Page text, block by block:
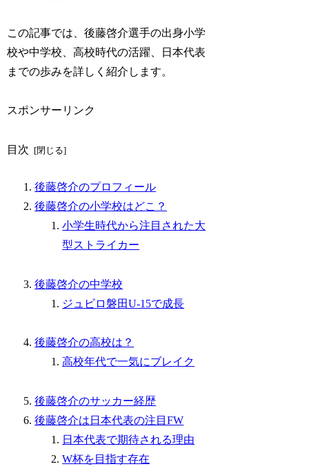
この記事では、後藤啓介選手の出身小学
校や中学校、高校時代の活躍、日本代表
までの歩みを詳しく紹介します。
スポンサーリンク
目次
後藤啓介のプロフィール
後藤啓介の小学校はどこ？
小学生時代から注目された大
型ストライカー
後藤啓介の中学校
ジュビロ磐田U-15で成長
後藤啓介の高校は？
高校年代で一気にブレイク
後藤啓介のサッカー経歴
後藤啓介は日本代表の注目FW
日本代表で期待される理由
W杯を目指す存在